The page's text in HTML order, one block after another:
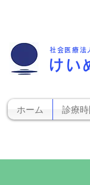
社会医療
けい
ホーム 診療